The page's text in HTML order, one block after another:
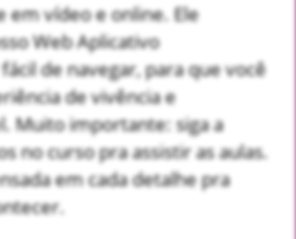
em vídeo e online. Ele
Web Aplicativo
fácil de navegar, para que você
de vivência e
Muito importante: siga a
no curso pra assistir as aulas.
em cada detalhe pra